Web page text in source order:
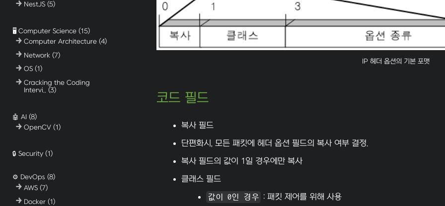
NestJS(5)
🖥️ Computer Science (15)
Computer Architecture(4)
Network(7)
OS(1)
Cracking the Coding
Intervi..(3)
🤖 AI (8)
OpenCV(1)
🔒 Security (1)
⚙️ DevOps (8)
AWS(7)
Docker(1)
IP 헤더 옵션의 기본 포맷
코드 필드
복사 필드
단편화시, 모든 패킷에 헤더 옵션 필드의 복사 여부 결정.
복사 필드의 값이 1일 경우에만 복사
클래스 필드
값이 0인 경우 : 패킷 제어를 위해 사용